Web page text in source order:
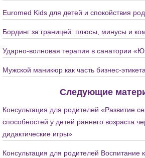
Euromed Kids для детей и спокойствия
Бординг за границей: плюсы, минусы и
Ударно-волновая терапия в санатории
Мужской маникюр как часть бизнес-этикета
Следующие
Консультация для родителей «Развитие
способностей у детей раннего возраста
дидактические игры»
Консультация для родителей Воспитание